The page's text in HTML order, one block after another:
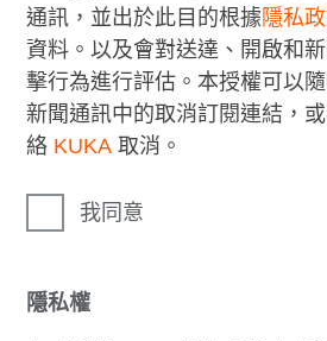
通訊，並出於此目的根據 隱私
資料。以及會對送達、開啟和
擊行為進行評估。本授權可以
新聞通訊中的取消訂閱連結，
絡 KUKA 取消。
我同意
隱私權